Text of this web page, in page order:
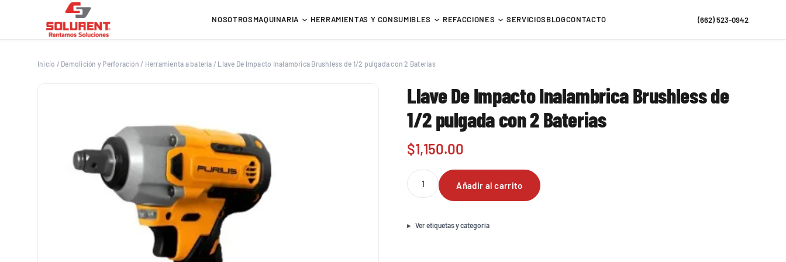
NOSOTROSMAQUINARIA HERRAMIENTAS Y CONSUMIBLES REFACCIONES SERVICIOSBLOGCONTACTO (662) 523-0942
Inicio / Demolición y Perforación / Herramienta a batería / Llave De Impacto Inalambrica Brushless de 1/2 pulgada con 2 Baterias
Llave De Impacto Inalambrica Brushless de
1/2 pulgada con 2 Baterias
$1,150.00
Llave
De
Impacto
Brushless
Añadir al carrito
Ver etiquetas y categoría